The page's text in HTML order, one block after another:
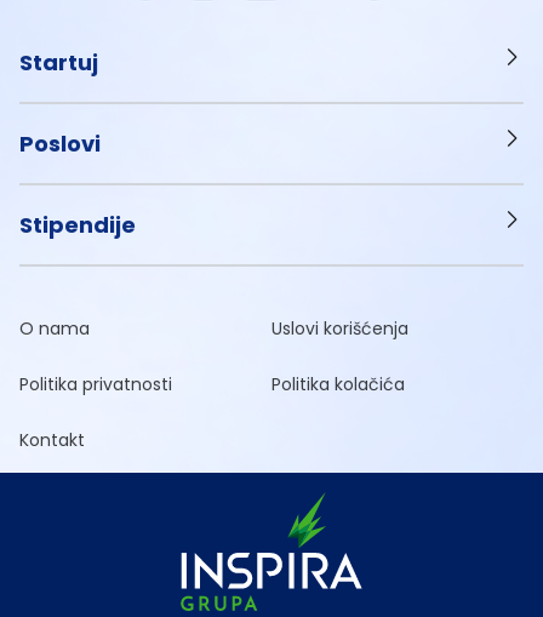
Startuj
Poslovi
Stipendije
O nama Uslovi korišćenja
Politika privatnosti Politika kolačića
Kontakt